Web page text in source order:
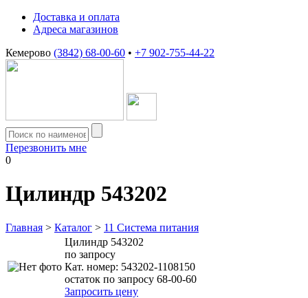
Доставка и оплата
Адреса магазинов
Кемерово (3842) 68-00-60 • +7 902-755-44-22
Перезвонить мне
0
Цилиндр 543202
Главная > Каталог > 11 Система питания
Цилиндр 543202
по запросу
Кат. номер: 543202-1108150
остаток по запросу 68-00-60
Запросить цену